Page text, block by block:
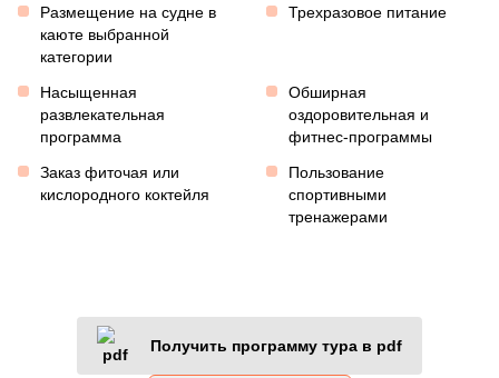
Размещение на судне в
каюте выбранной
категории
Трехразовое питание
Насыщенная
развлекательная
программа
Обширная
оздоровительная и
фитнес-программы
Заказ фиточая или
кислородного коктейля
Пользование
спортивными
тренажерами
Получить программу тура в pdf